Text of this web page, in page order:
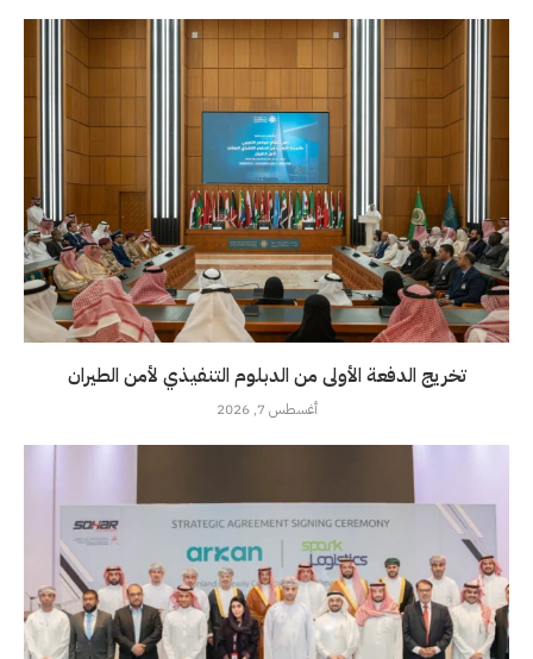
تخريج الدفعة الأولى من الدبلوم التنفيذي لأمن الطيران
أغسطس 7, 2026